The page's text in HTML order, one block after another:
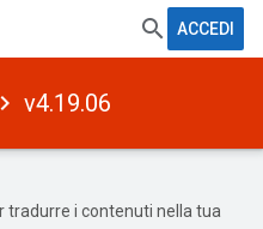
ACCEDI
v4.19.06
tradurre i contenuti nella tua